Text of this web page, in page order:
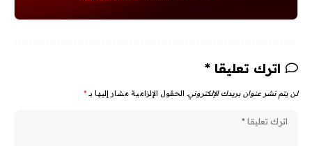
اترك تعليقا *
لن يتم نشر عنوان بريدك الإلكتروني. الحقول الإلزامية مشار إليها بـ *